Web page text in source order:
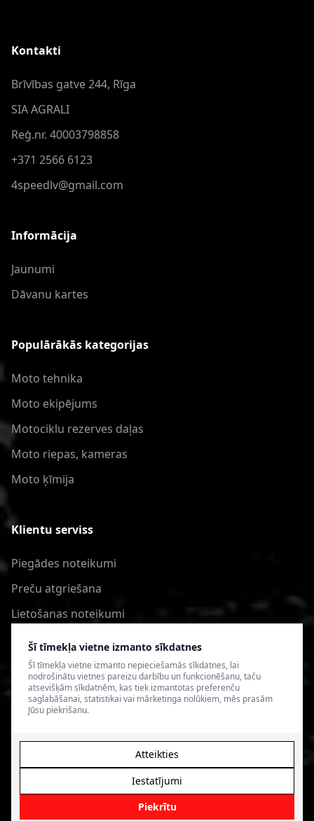
Šī tīmekļa vietne izmanto sīkdatnes
Šī tīmekļa vietne izmanto nepieciešamās sīkdatnes, lai
nodrošinātu vietnes pareizu darbību un funkcionēšanu, taču
atsevišķām sīkdatnēm, kas tiek izmantotas preferenču
saglabāšanai, statistikai vai mārketinga nolūkiem, mēs prasām
Jūsu piekrišanu.
Piekrītu
Iestatījumi
Atteikties
Kontakti
Brīvības gatve 244, Rīga
SIA AGRALI
Reģ.nr. 40003798858
+371 2566 6123
4speedlv@gmail.com
Informācija
Jaunumi
Dāvanu kartes
Populārākās kategorijas
Moto tehnika
Moto ekipējums
Motociklu rezerves daļas
Moto riepas, kameras
Moto ķīmija
Klientu serviss
Piegādes noteikumi
Preču atgriešana
Lietošanas noteikumi
Privātuma politika
© 2026 4SPEED.LV. Visas tiesības aizsargātas.
veikala izveide - Magecode.